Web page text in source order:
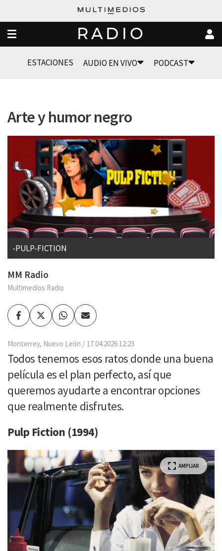
RADIO
ESTACIONES AUDIO EN VIVO PODCAST
Arte y humor negro
-PULP-FICTION
MM Radio
Multimedios Radio
FacebookTwitterWhatsapp
Enviar
por
Monterrey, Nuevo León 17.04.2026 12:23
Todos tenemos esos ratos donde una buena
película es el plan perfecto, así que
queremos ayudarte a encontrar opciones
que realmente disfrutes.
Pulp Fiction (1994)
AMPLIAR